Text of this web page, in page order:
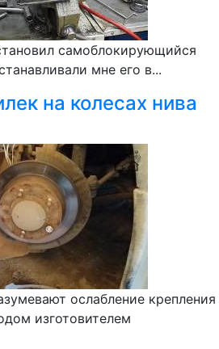
самоблокирующийся
мне его в...
на колесах нива
ослабление крепления
изготовителем